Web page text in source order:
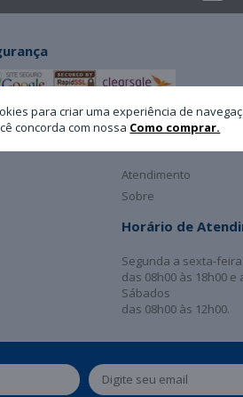
para criar uma experiência de
concorda com nossa Como comprar.
Atendimento
Sobre
Horário de
Segunda a sexta-feira
das 08h00 às 18h00 e
Sábados
das 08h00 às 12h00.